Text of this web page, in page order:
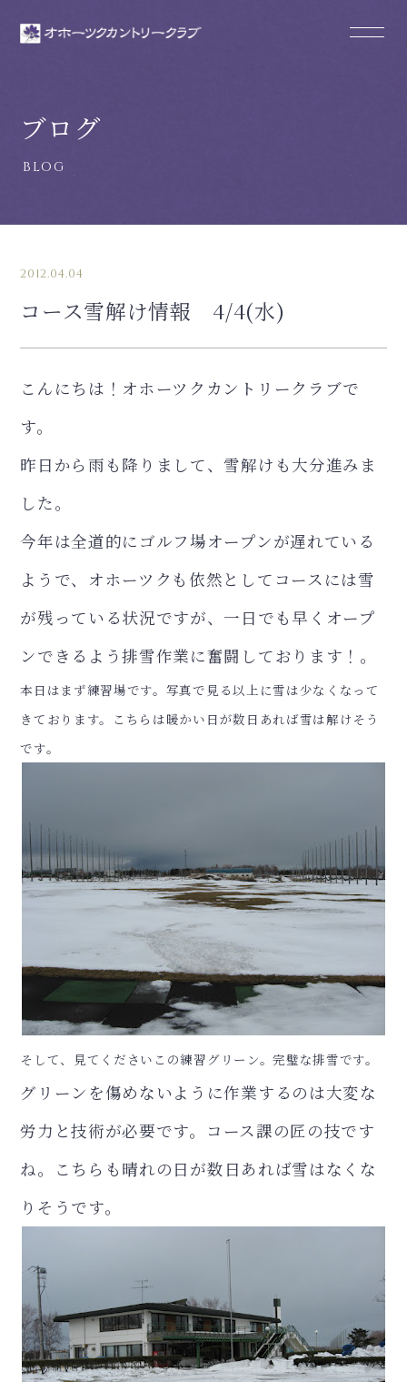
ブログ
2012.04.04
コース雪解け情報 4/4(水)
こんにちは！オホーツクカントリークラブで
す。
昨日から雨も降りまして、雪解けも大分進みま
した。
今年は全道的にゴルフ場オープンが遅れている
ようで、オホーツクも依然としてコースには雪
が残っている状況ですが、一日でも早くオープ
ンできるよう排雪作業に奮闘しております！。
本日はまず練習場です。写真で見る以上に雪は少なくなって
きております。こちらは暖かい日が数日あれば雪は解けそう
です。
そして、見てくださいこの練習グリーン。完璧な排雪です。
グリーンを傷めないように作業するのは大変な
労力と技術が必要です。
コース課の匠の技です
ね。
こちらも晴れの日が数日あれば雪はなくな
りそうです。